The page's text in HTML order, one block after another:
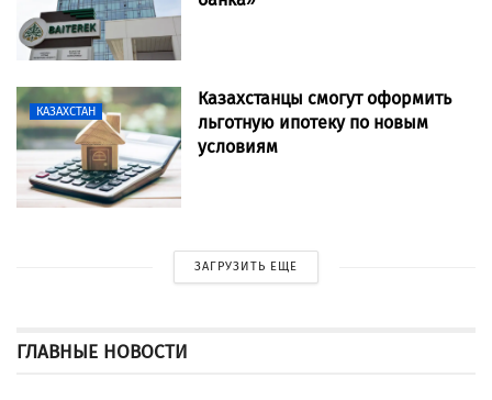
КАЗАХСТАН
Казахстанцы смогут оформить
льготную ипотеку по новым
условиям
ЗАГРУЗИТЬ ЕЩЕ
ГЛАВНЫЕ НОВОСТИ